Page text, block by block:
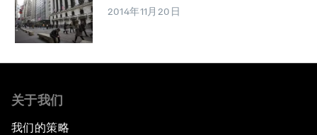
2014年11月20日
关于我们
我们的策略